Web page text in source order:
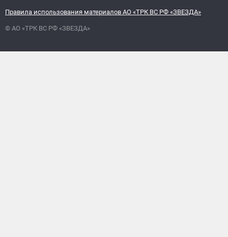
Правила использования материалов АО «ТРК ВС РФ «ЗВЕЗДА»
© АО «ТРК ВС РФ «ЗВЕЗДА»